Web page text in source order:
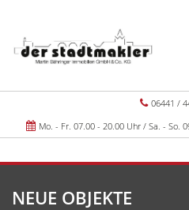
06441 /
Mo. - Fr. 07.00 - 20.00 Uhr / Sa. - So.
NEUE OBJEKTE